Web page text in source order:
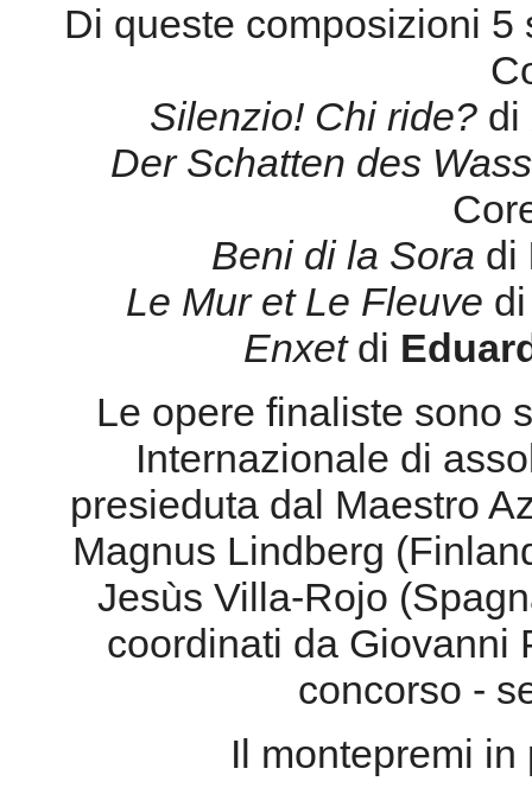
Di queste composizioni
Silenzio! Chi ride? di
Der Schatten des
Beni di la Sora di
Le Mur et Le Fleuve
Enxetdi
Le opere finaliste sono
Internazionale di
presieduta dal Maestro
Magnus Lindberg
Jesùs Villa-Rojo
coordinati da Giovanni
concorso -
Il montepremi